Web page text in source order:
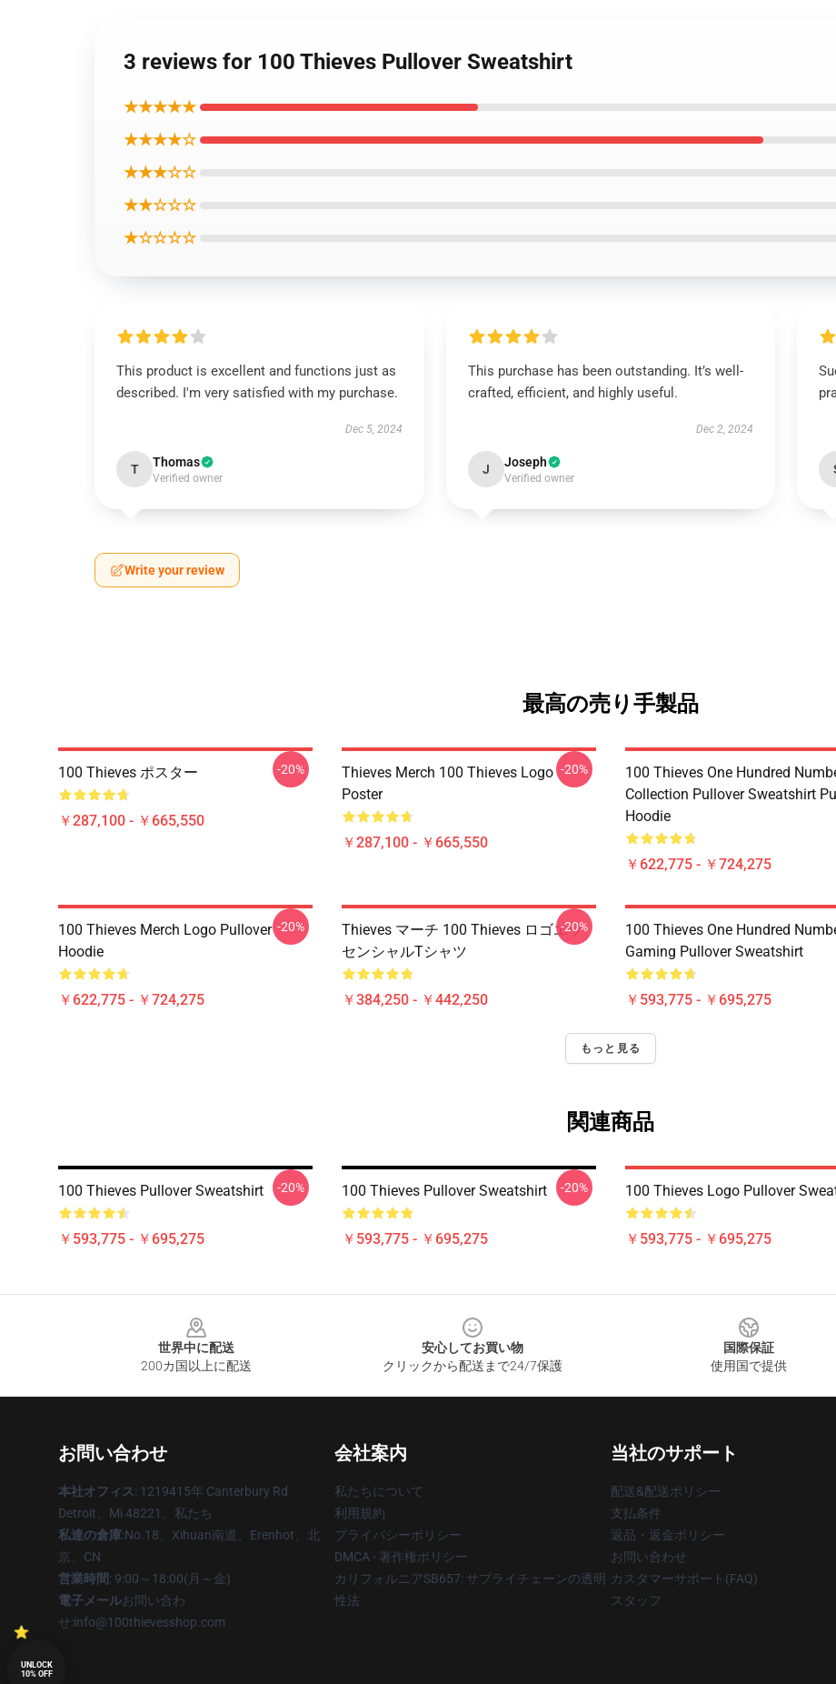
3 reviews for 100 Thieves Pullover Sweatshirt
★★★★★
★★★★☆
★★★☆☆
★★☆☆☆
★☆☆☆☆
This product is excellent and functions just as
described. I'm very satisfied with my purchase.
Dec 5, 2024
T Thomas
Verified owner
This purchase has been outstanding. It’s well-
crafted, efficient, and highly useful.
Dec 2, 2024
J Joseph
Verified owner
Write your review
最高の売り手製品
100 Thieves ポスター
￥287,100 - ￥665,550
-20%
Thieves Merch 100 Thieves Logo
Poster
￥287,100 - ￥665,550
-20%
100 Thieves One Hundred
Collection Pullover Sweatshirt
Hoodie
￥622,775 - ￥724,275
100 Thieves Merch Logo Pullover
Hoodie
￥622,775 - ￥724,275
-20%
Thieves マーチ 100 Thieves ロゴエッ
センシャルTシャツ
￥384,250 - ￥442,250
-20%
100 Thieves One Hundred
Gaming Pullover Sweatshirt
￥593,775 - ￥695,275
もっと見る
関連商品
100 Thieves Pullover Sweatshirt
￥593,775 - ￥695,275
-20% 100 Thieves Pullover Sweatshirt
￥593,775 - ￥695,275
-20% 100 Thieves Logo Pullover
￥593,775 - ￥695,275
世界中に配送
200カ国以上に配送
安心してお買い物
クリックから配送まで24/7保護
国際保証
使用国で提供
お問い合わせ
本社オフィス: 1219415年 Canterbury Rd
Detroit、Mi 48221、私たち
私達の倉庫:No.18、Xihuan南道、Erenhot、北
京、CN
営業時間: 9:00～18:00(月～金)
電子メールお問い合わ
せ:info@100thievesshop.com
会社案内
私たちについて
利用規約
プライバシーポリシー
DMCA - 著作権ポリシー
カリフォルニアSB657: サプライチェーンの透明
性法
当社のサポート
配送&配送ポリシー
支払条件
返品・返金ポリシー
お問い合わせ
カスタマーサポート(FAQ)
スタッフ
UNLOCK
10% OFF